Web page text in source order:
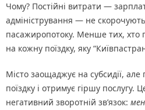
Чому? Постійні витрати —
адміністрування — не
пасажиропотоку. Менше тих, хто
на кожну поїздку, яку
Місто заощаджує на субсидії,
поїздку і отримує гіршу
негативний зворотній зв’язок: